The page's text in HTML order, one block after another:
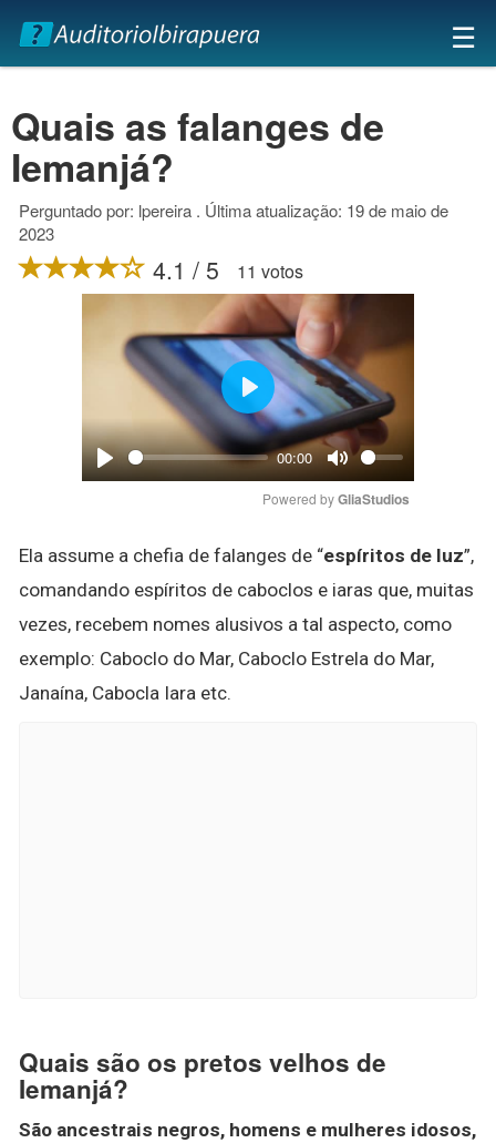
×
☰
Quais as falanges de
Iemanjá?
Perguntado por: lpereira . Última atualização: 19 de maio de
2023
4.1 / 5 11 votos
Play
00:00
Mute
Play
Powered by GliaStudios
Ela assume a chefia de falanges de “espíritos de luz”,
comandando espíritos de caboclos e iaras que, muitas
vezes, recebem nomes alusivos a tal aspecto, como
exemplo: Caboclo do Mar, Caboclo Estrela do Mar,
Janaína, Cabocla Iara etc.
Quais são os pretos velhos de
Iemanjá?
São ancestrais negros, homens e mulheres idosos,